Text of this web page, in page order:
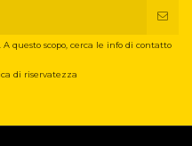
questo scopo, cerca le info di contatto
di riservatezza